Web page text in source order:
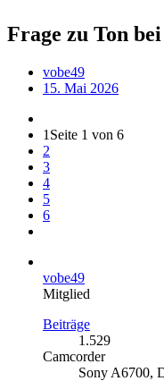
Frage zu Ton
vobe49
15. Mai 2026
1 Seite 1 von 6
2
3
4
5
6
vobe49
Mitglied
Beiträge
1.529
Camcorder
Sony A6700,